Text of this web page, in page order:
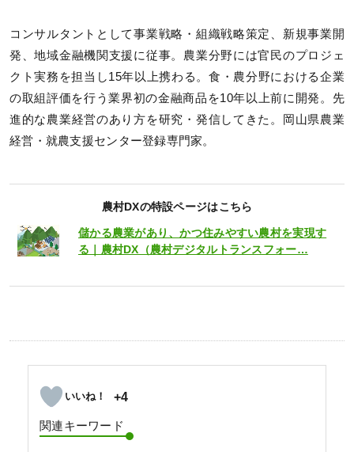
コンサルタントとして事業戦略・組織戦略策定、新規事業開
発、地域金融機関支援に従事。農業分野には官民のプロジェ
クト実務を担当し15年以上携わる。食・農分野における企業
の取組評価を行う業界初の金融商品を10年以上前に開発。先
進的な農業経営のあり方を研究・発信してきた。岡山県農業
経営・就農支援センター登録専門家。
農村DXの特設ページはこちら
儲かる農業があり、かつ住みやすい農村を実現す
る｜農村DX（農村デジタルトランスフォー…
+4
関連キーワード